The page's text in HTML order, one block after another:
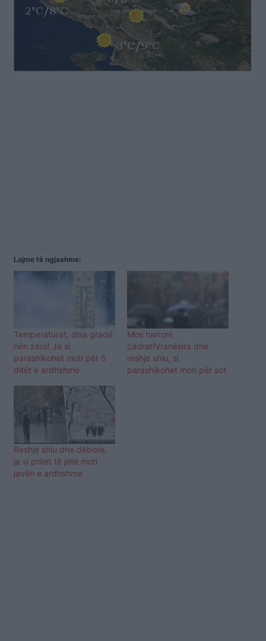
Lajme të ngjashme:
Temperaturat, disa gradë
nën zero! Ja si
parashikohet moti për 5
ditët e ardhshme
Mos harroni
çadrat!Vranësira dhe
reshje shiu, si
parashikohet moti për sot
Reshje shiu dhe dëbore,
ja si pritet të jetë moti
javën e ardhshme